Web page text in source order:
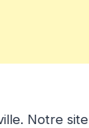
Notre site